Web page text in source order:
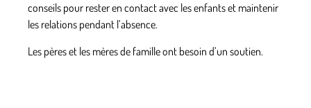
conseils pour rester en contact avec les enfants et maintenir
les relations pendant l’absence.
Les pères et les mères de famille ont besoin d’un soutien.